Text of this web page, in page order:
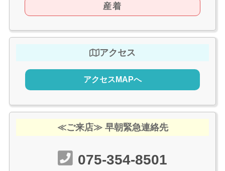
産着
アクセス
アクセスMAPへ
≪ご来店≫ 早朝緊急連絡先
075-354-8501